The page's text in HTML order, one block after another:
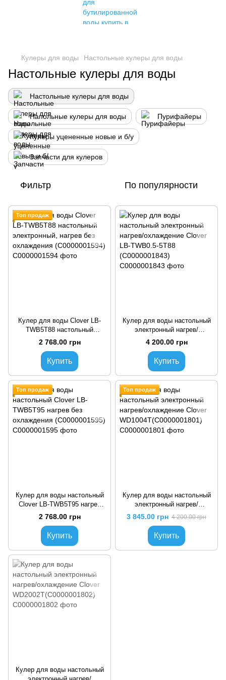
Кулеры для воды Настольные кулеры для воды
Настольные кулеры для воды
Настольные кулеры для воды
Напольные кулеры для воды Пурифайеры
Кулеры уцененные новые и б/у
Запчасти для кулеров
Фильтр По популярности
Топ продаж
Кулер для воды Clover LB-
TWB5T88 настольный
электронный, нагрев без
охлаждения (C0000001594)
2 768.00 грн
Купить
Кулер для воды настольный
электронный нагрев/
охлаждение Clover LB-
TWB0.5-5T88 (C0000001843)
4 200.00 грн
Купить
Топ продаж
Кулер для воды настольный
Clover LB-TWB5T95 нагрев
без охлаждения
(C0000001595)
2 768.00 грн
Купить
Топ продаж
Кулер для воды настольный
электронный нагрев/
охлаждение Clover
WD1004T(C0000001801)
3 845.00 грн 4 200.00 грн
Купить
Кулер для воды настольный